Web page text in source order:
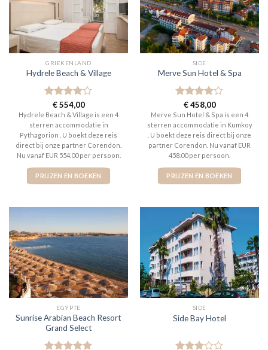
GRIEKENLAND
Hydrele Beach & Village
Gewaardeerd
4uit 5
€554,00
Hydrele Beach & Village is een 4
sterren accommodatie in
Pythagorion . U boekt deze reis
direct bij onze partner Corendon.
Nu vanaf EUR 554.00 per persoon.
PRIJZEN EN BOEKEN
SIDE
Merve Sun Hotel & Spa
Gewaardeerd
4uit 5
€458,00
Merve Sun Hotel & Spa is een 4
sterren accommodatie in Kumkoy
. U boekt deze reis direct bij onze
partner Corendon. Nu vanaf EUR
458.00 per persoon.
PRIJZEN EN BOEKEN
EGYPTE
Sunrise Arabian Beach Resort
Grand Select
SIDE
Side Bay Hotel